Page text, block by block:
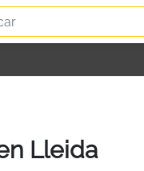
Lleida